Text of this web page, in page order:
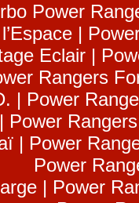
Power
l’Espace |
Eclair |
Rangers
| Power
Power
| Power
Power
| Power